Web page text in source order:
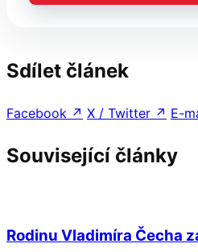
Sdílet článek
Facebook ↗ X / Twitter ↗ E-
Související články
Rodinu Vladimíra Čecha